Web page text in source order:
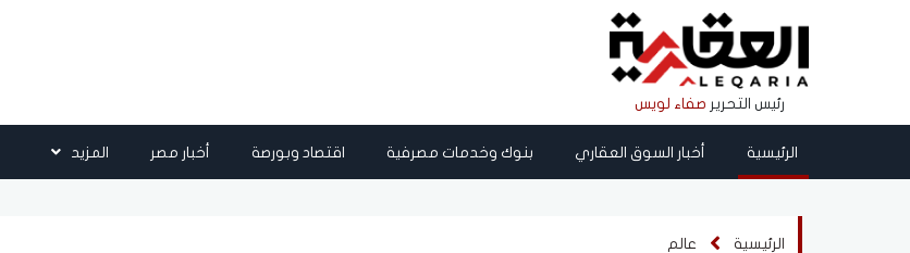
رئيس التحرير صفاء لويس
الرئيسية أخبار السوق العقاري بنوك وخدمات مصرفية اقتصاد وبورصة أخبار مصر المزيد
الرئيسية عالم